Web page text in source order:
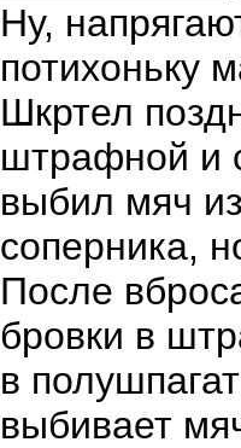
Ну,
потихоньку
Шкртел
штрафной и
выбил мяч
соперника,
После
бровки в
в
выбивает